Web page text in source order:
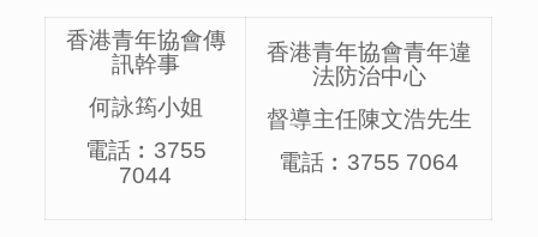
香港青年協會傳
訊幹事
何詠筠小姐
電話︰3755
7044
香港青年協會青年違
法防治中心
督導主任陳文浩先生
電話︰3755 7064